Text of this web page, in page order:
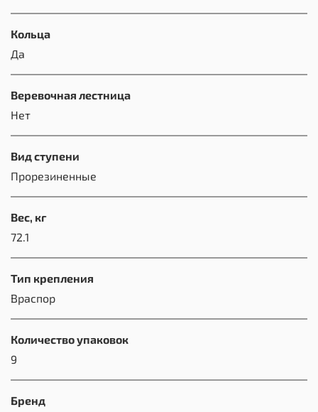
Кольца
Да
Веревочная лестница
Нет
Вид ступени
Прорезиненные
Вес, кг
72.1
Тип крепления
Враспор
Количество упаковок
9
Бренд